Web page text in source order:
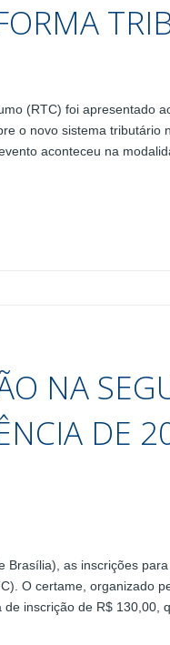
(RTC) foi apresentado
o novo sistema tributário
aconteceu na
NA
DE
as inscrições
O certame, organizado
inscrição de R$ 130,00,